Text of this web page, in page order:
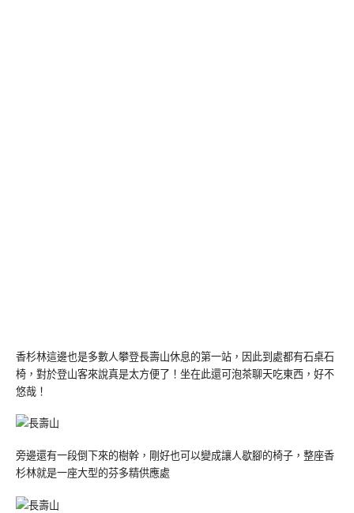
香杉林這邊也是多數人攀登長壽山休息的第一站，因此到處都有石桌石
椅，對於登山客來說真是太方便了！坐在此還可泡茶聊天吃東西，好不
悠哉！
旁邊還有一段倒下來的樹幹，剛好也可以變成讓人歇腳的椅子，整座香
杉林就是一座大型的芬多精供應處